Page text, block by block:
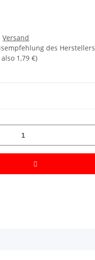
Versand
des Herstellers
also 1,79 €)